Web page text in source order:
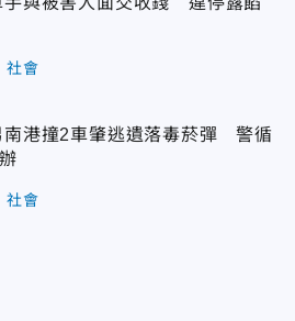
社會
南港撞2車肇逃遺落毒菸彈 警循
社會